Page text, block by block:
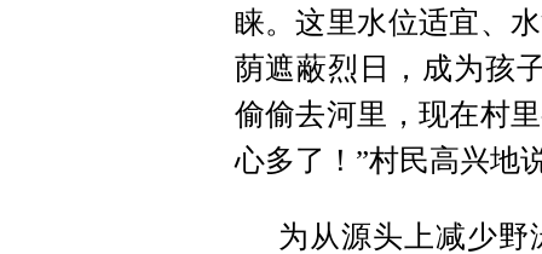
睐。这里水位适宜、
荫遮蔽烈日，成为孩
偷偷去河里，现在村
心多了！”村民高兴地
为从源头上减少